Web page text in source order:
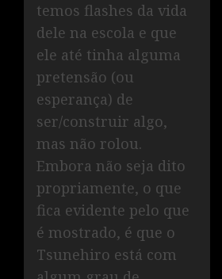
temos flashes da vida
dele na escola e que
ele até tinha alguma
pretensão (ou
esperança) de
ser/construir algo,
mas não rolou.
Embora não seja dito
propriamente, o que
fica evidente pelo que
é mostrado, é que o
Tsunehiro está com